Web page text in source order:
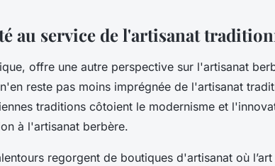
au service de l'artisanat
offre une autre perspective sur l'artisanat
reste pas moins imprégnée de l'artisanat
traditions côtoient le modernisme et
à l'artisanat berbère.
regorgent de boutiques d'artisanat où l’art